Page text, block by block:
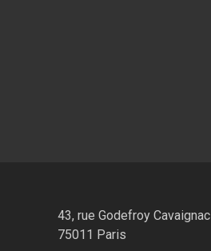
43, rue Godefroy Cavaignac
75011 Paris